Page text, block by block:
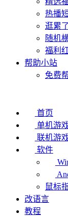
热播
逛累
随机
福利
帮助小站
免费
首页
单机游
联机游
软件
鼠标
改语言
教程